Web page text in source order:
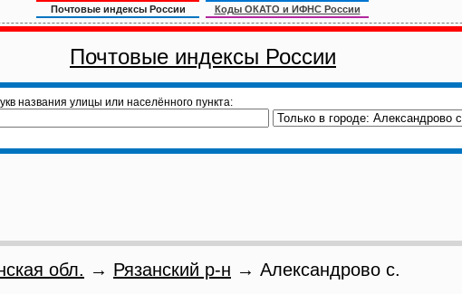
Почтовые индексы России Коды ОКАТО и ИФНС России
Почтовые индексы России
названия улицы или населённого пункта:
обл. → Рязанский р-н → Александрово с.